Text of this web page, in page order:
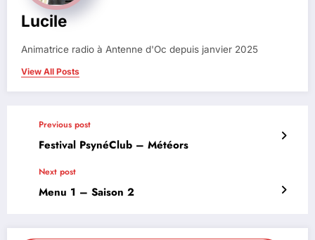
Lucile
Animatrice radio à Antenne d'Oc depuis janvier 2025
View All Posts
Previous post
Festival PsynéClub – Météors
Next post
Menu 1 – Saison 2